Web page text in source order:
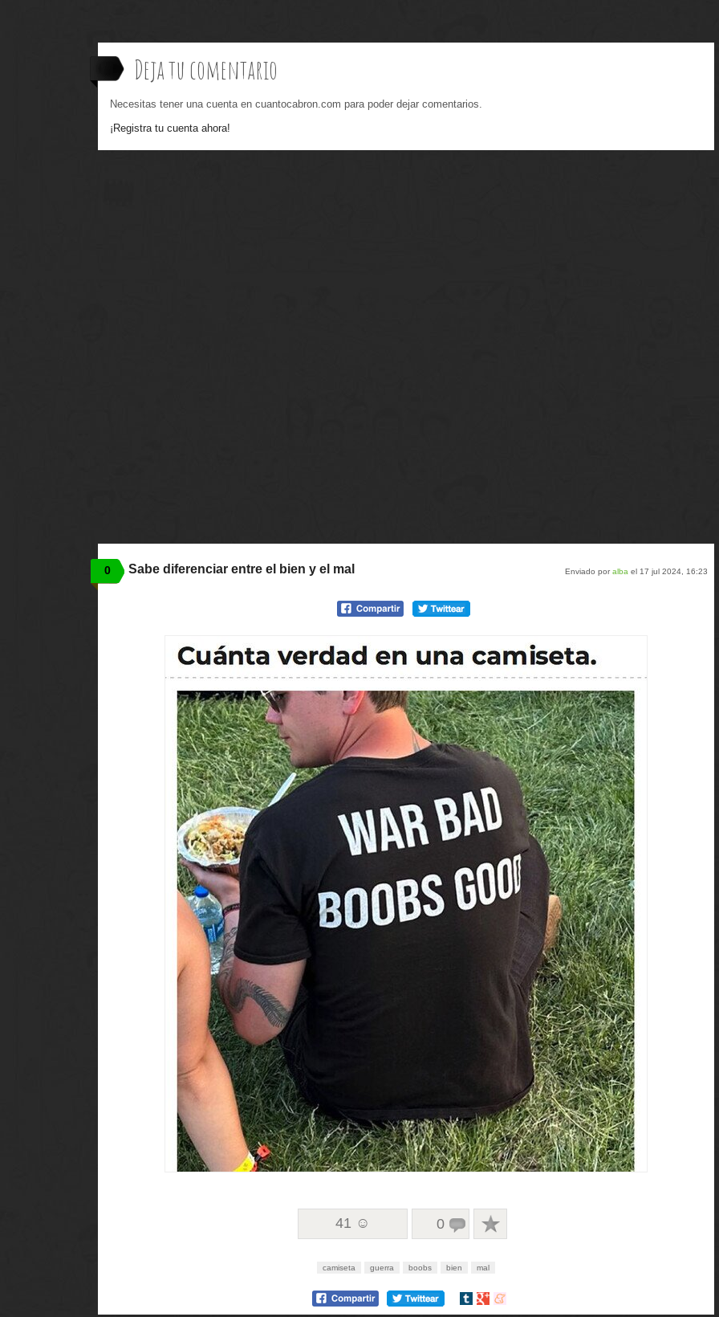
Deja tu comentario
Necesitas tener una cuenta en cuantocabron.com para poder dejar comentarios.
¡Registra tu cuenta ahora!
0 Enviado poralba el 17 jul 2024, 16:23
Sabe diferenciar entre el bien y el mal
41 ☺ 0
camiseta guerra boobs bien mal
Compartir
Compartir
Compartir